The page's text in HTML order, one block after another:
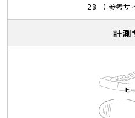
28 （ 参考サ
計測
ヒ